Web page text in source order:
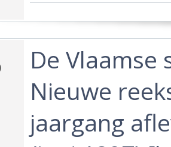
‎De Vlaamse
Nieuwe
jaargang